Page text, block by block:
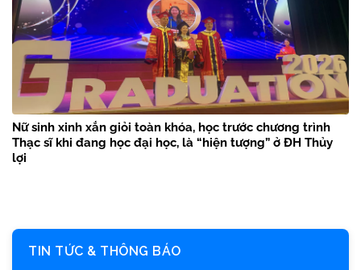
Nữ sinh xinh xắn giỏi toàn khóa, học trước chương trình
Thạc sĩ khi đang học đại học, là “hiện tượng” ở ĐH Thủy
lợi
TIN TỨC & THÔNG BÁO